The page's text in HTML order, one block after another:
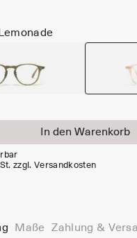
In den Warenkorb
zzgl. Versandkosten
Maße Zahlung &